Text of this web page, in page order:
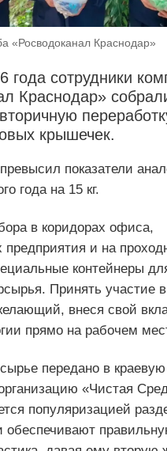
«Росводоканал Краснодар»
года сотрудники
Краснодар»
крышечек.
показатели
года на 15 кг.
в коридорах офиса,
предприятия и на
контейнеры
Принять участие
внеся свой
прямо на рабочем
передано в краевую
«Чистая
популяризацией
обеспечивают